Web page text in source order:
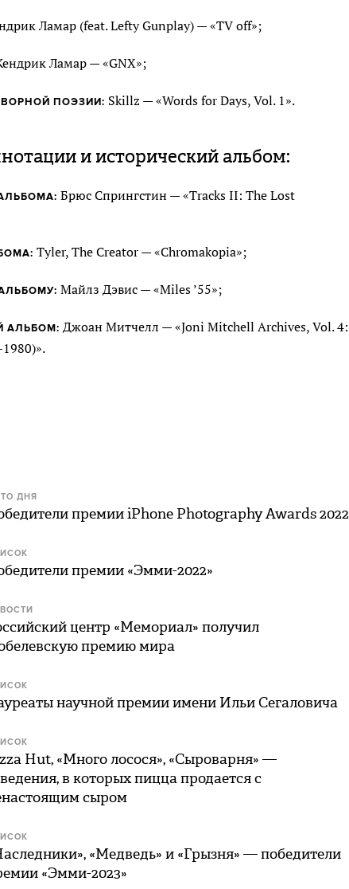
Ламар (feat. Lefty Gunplay) — «TV off»;
Ламар — «GNX»;
ПОЭЗИИ: Skillz — «Words for Days, Vol. 1».
и исторический альбом:
Брюс Спрингстин — «Tracks II: The Lost
Tyler, The Creator — «Chromakopia»;
Майлз Дэвис — «Miles ’55»;
АЛЬБОМ: Джоан Митчелл — «Joni Mitchell Archives, Vol. 4:
ДНЯ
премии iPhone Photography Awards 2022
премии «Эмми-2022»
центр «Мемориал» получил
премию мира
научной премии имени Ильи Сегаловича
Hut, «Много лосося», «Сыроварня» —
в которых пицца продается с
сыром
«Медведь» и «Грызня» — победители
«Эмми-2023»